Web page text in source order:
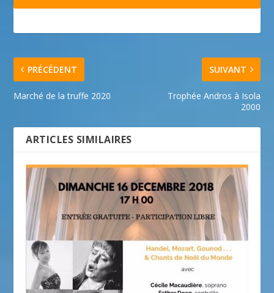
PRÉCÉDENT
Marché de la truffe 2020
SUIVANT
Trophée Andros à Isola
2000
ARTICLES SIMILAIRES